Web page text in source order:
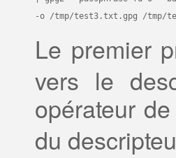
-o /tmp/test3.txt.gpg /tmp/
Le premier
vers le
opérateur
du